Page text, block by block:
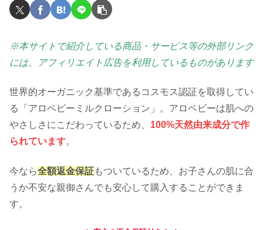
※本サイトで紹介している商品・サービス等の外部リンク
には、アフィリエイト広告を利用しているものがあります
世界的オーガニック基準であるコスモス認証を取得してい
る「アロベビーミルクローション」。アロベビーは肌への
やさしさにこだわっているため、 100%天然由来成分で作
られています。
今なら全額返金保証もついているため、お子さんの肌に合
うか不安な親御さんでも安心して購入することができま
す。